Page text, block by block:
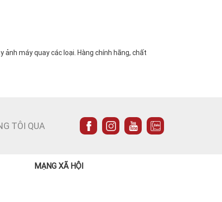
ảnh máy quay các loại. Hàng chính hãng, chất
TÔI QUA
MẠNG XÃ HỘI